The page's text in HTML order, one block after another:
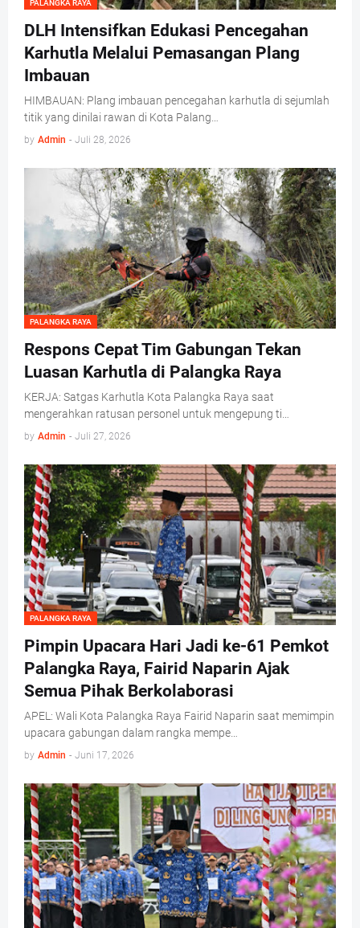
PALANGKA RAYA
DLH Intensifkan Edukasi Pencegahan
Karhutla Melalui Pemasangan Plang
Imbauan
HIMBAUAN: Plang imbauan pencegahan karhutla di sejumlah
titik yang dinilai rawan di Kota Palang…
by Admin - Juli 28, 2026
PALANGKA RAYA
Respons Cepat Tim Gabungan Tekan
Luasan Karhutla di Palangka Raya
KERJA: Satgas Karhutla Kota Palangka Raya saat
mengerahkan ratusan personel untuk mengepung ti…
by Admin - Juli 27, 2026
PALANGKA RAYA
Pimpin Upacara Hari Jadi ke-61 Pemkot
Palangka Raya, Fairid Naparin Ajak
Semua Pihak Berkolaborasi
APEL: Wali Kota Palangka Raya Fairid Naparin saat memimpin
upacara gabungan dalam rangka mempe…
by Admin - Juni 17, 2026